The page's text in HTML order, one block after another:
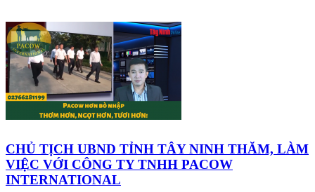
CHỦ TỊCH UBND TỈNH TÂY NINH THĂM, LÀM
VIỆC VỚI CÔNG TY TNHH PACOW
INTERNATIONAL